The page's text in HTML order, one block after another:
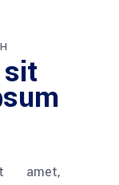
amet,